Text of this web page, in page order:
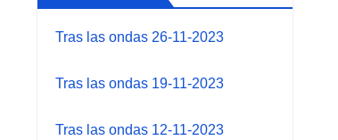
Tras las ondas 26-11-2023
Tras las ondas 19-11-2023
Tras las ondas 12-11-2023